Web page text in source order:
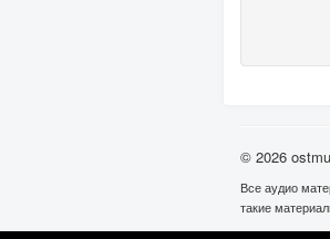
© 2026
Все аудио
такие